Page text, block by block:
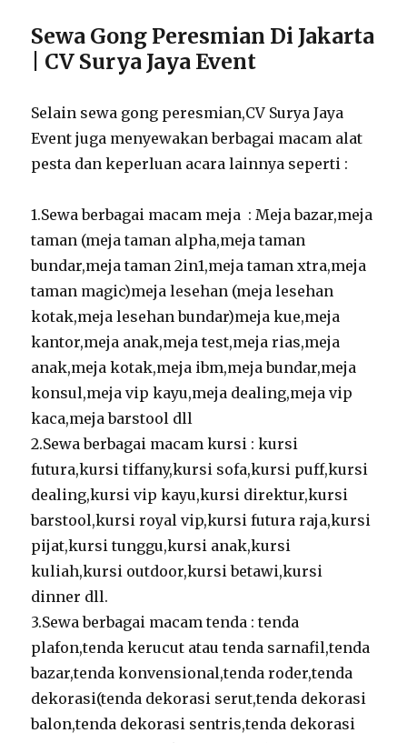
Sewa Gong Peresmian Di Jakarta
| CV Surya Jaya Event
Selain sewa gong peresmian,CV Surya Jaya
Event juga menyewakan berbagai macam alat
pesta dan keperluan acara lainnya seperti :
1.Sewa berbagai macam meja : Meja bazar,meja
taman (meja taman alpha,meja taman
bundar,meja taman 2in1,meja taman xtra,meja
taman magic)meja lesehan (meja lesehan
kotak,meja lesehan bundar)meja kue,meja
kantor,meja anak,meja test,meja rias,meja
anak,meja kotak,meja ibm,meja bundar,meja
konsul,meja vip kayu,meja dealing,meja vip
kaca,meja barstool dll
2.Sewa berbagai macam kursi : kursi
futura,kursi tiffany,kursi sofa,kursi puff,kursi
dealing,kursi vip kayu,kursi direktur,kursi
barstool,kursi royal vip,kursi futura raja,kursi
pijat,kursi tunggu,kursi anak,kursi
kuliah,kursi outdoor,kursi betawi,kursi
dinner dll.
3.Sewa berbagai macam tenda : tenda
plafon,tenda kerucut atau tenda sarnafil,tenda
bazar,tenda konvensional,tenda roder,tenda
dekorasi(tenda dekorasi serut,tenda dekorasi
balon,tenda dekorasi sentris,tenda dekorasi